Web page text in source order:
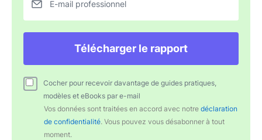
E-mail professionnel
Télécharger le rapport
Cocher pour recevoir davantage de guides pratiques,
modèles et eBooks par e-mail
Vos données sont traitées en accord avec notre déclaration
de confidentialité. Vous pouvez vous désabonner à tout
moment.